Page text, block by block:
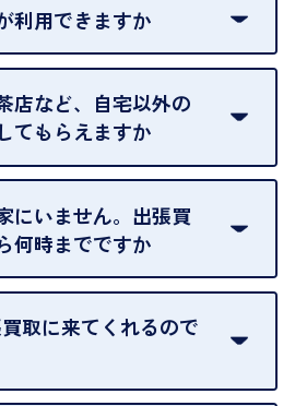
認ください。
利用できますか
保護者の同意があってもご利用い
店など、自宅以外の
てもらえますか
定はお引き受けできません。ご指
のお客様への迷惑となることが考
。
にいません。出張買
何時までですか
、10時から19時です。
種類や量によっては対応させてい
ます。
取に来てくれるので